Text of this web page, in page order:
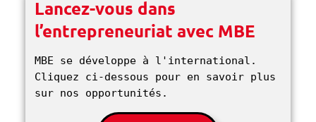
Lancez-vous dans
l’entrepreneuriat avec MBE
MBE se développe à l'international.
Cliquez ci-dessous pour en savoir plus
sur nos opportunités.